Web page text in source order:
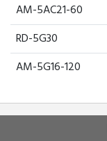
AM-5AC21-60
RD-5G30
AM-5G16-120